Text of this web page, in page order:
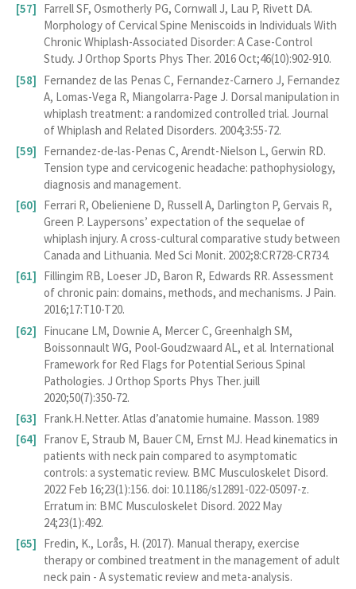
Farrell SF, Osmotherly PG, Cornwall J, Lau P, Rivett DA.
Morphology of Cervical Spine Meniscoids in Individuals With
Chronic Whiplash-Associated Disorder: A Case-Control
Study. J Orthop Sports Phys Ther. 2016 Oct;46(10):902-910.
Fernandez de las Penas C, Fernandez-Carnero J, Fernandez
A, Lomas-Vega R, Miangolarra-Page J. Dorsal manipulation in
whiplash treatment: a randomized controlled trial. Journal
of Whiplash and Related Disorders. 2004;3:55-72.
Fernandez-de-las-Penas C, Arendt-Nielson L, Gerwin RD.
Tension type and cervicogenic headache: pathophysiology,
diagnosis and management.
Ferrari R, Obelieniene D, Russell A, Darlington P, Gervais R,
Green P. Laypersons’ expectation of the sequelae of
whiplash injury. A cross-cultural comparative study between
Canada and Lithuania. Med Sci Monit. 2002;8:CR728-CR734.
Fillingim RB, Loeser JD, Baron R, Edwards RR. Assessment
of chronic pain: domains, methods, and mechanisms. J Pain.
2016;17:T10-T20.
Finucane LM, Downie A, Mercer C, Greenhalgh SM,
Boissonnault WG, Pool-Goudzwaard AL, et al. International
Framework for Red Flags for Potential Serious Spinal
Pathologies. J Orthop Sports Phys Ther. juill
2020;50(7):350‑72.
Frank.H.Netter. Atlas d’anatomie humaine. Masson. 1989
Franov E, Straub M, Bauer CM, Ernst MJ. Head kinematics in
patients with neck pain compared to asymptomatic
controls: a systematic review. BMC Musculoskelet Disord.
2022 Feb 16;23(1):156. doi: 10.1186/s12891-022-05097-z.
Erratum in: BMC Musculoskelet Disord. 2022 May
24;23(1):492.
Fredin, K., Lorås, H. (2017). Manual therapy, exercise
therapy or combined treatment in the management of adult
neck pain - A systematic review and meta-analysis.